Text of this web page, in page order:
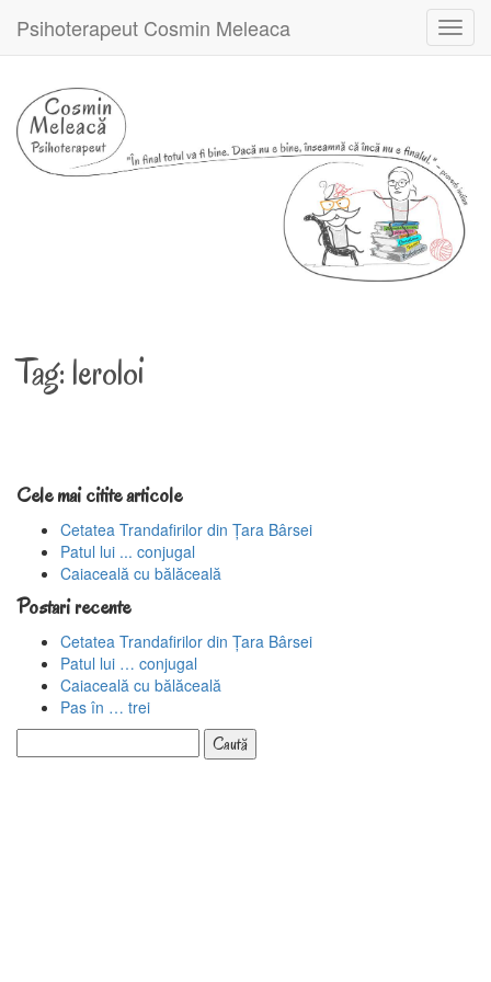
Psihoterapeut Cosmin Meleaca
Tag: leroloi
Cele mai citite articole
Cetatea Trandafirilor din Țara Bârsei
Patul lui ... conjugal
Caiaceală cu bălăceală
Postari recente
Cetatea Trandafirilor din Țara Bârsei
Patul lui … conjugal
Caiaceală cu bălăceală
Pas în … trei
după: